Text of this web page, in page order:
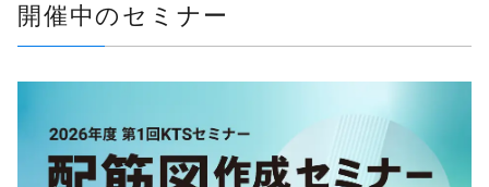
開催中のセミナー